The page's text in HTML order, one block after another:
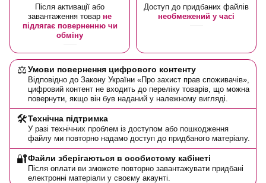
Після активації або
завантаження товар не
підлягає поверненню чи
обміну
Доступ до придбаних файлів
необмежений у часі
⚖️Умови повернення цифрового контенту
Відповідно до Закону України «Про захист прав споживачів»,
цифровий контент не входить до переліку товарів, що можна
повернути, якщо він був наданий у належному вигляді.
🛠️Технічна підтримка
У разі технічних проблем із доступом або пошкодження
файлу ми повторно надамо доступ до придбаного матеріалу.
🔐Файли зберігаються в особистому кабінеті
Після оплати ви зможете повторно завантажувати придбані
електронні матеріали у своєму акаунті.